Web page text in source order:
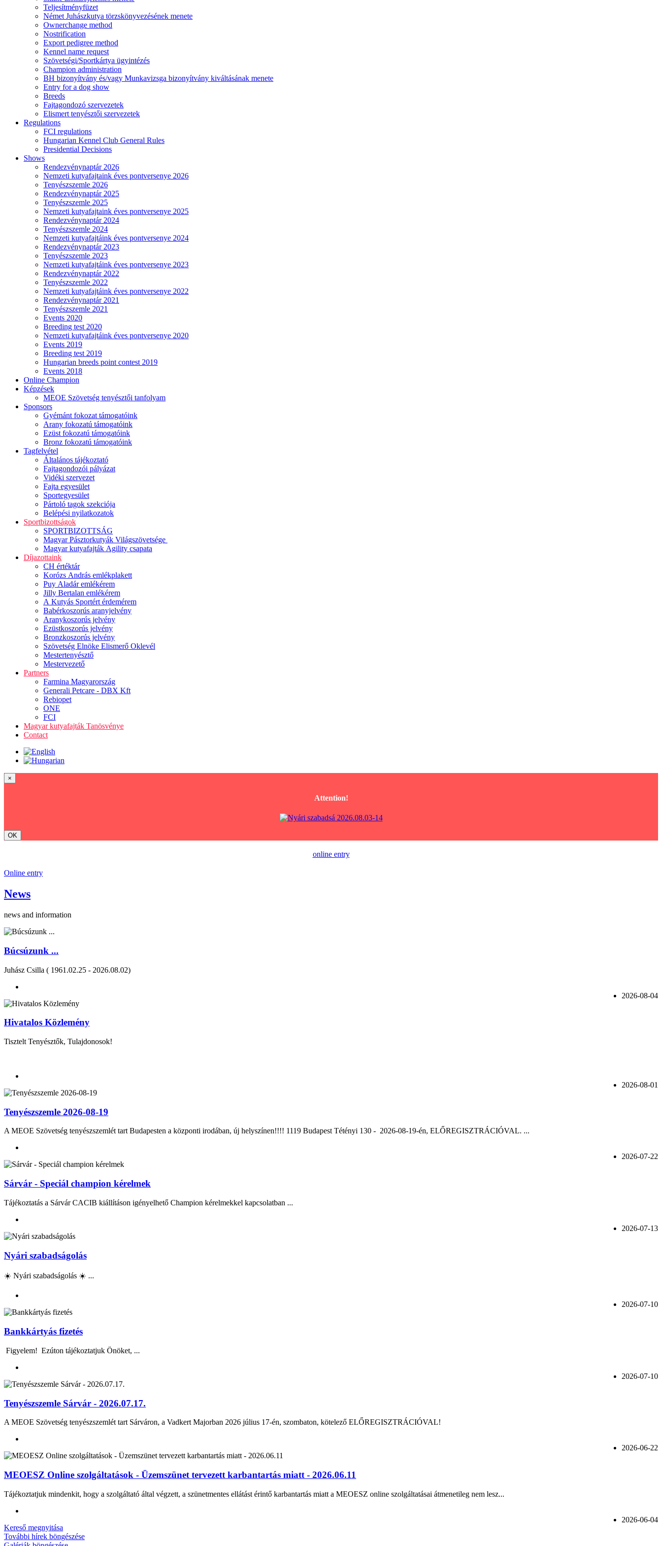
Teljesítményfüzet
Német Juhászkutya törzskönyvezésének menete
Ownerchange method
Nostrification
Export pedigree method
Kennel name request
Szövetségi/Sportkártya ügyintézés
Champion administration
BH bizonyítvány és/vagy Munkavizsga bizonyítvány kiváltásának menete
Entry for a dog show
Breeds
Fajtagondozó szervezetek
Elismert tenyésztői szervezetek
Regulations
FCI regulations
Hungarian Kennel Club General Rules
Presidential Decisions
Shows
Rendezvénynaptár 2026
Nemzeti kutyafajtaink éves pontversenye 2026
Tenyészszemle 2026
Rendezvénynaptár 2025
Tenyészszemle 2025
Nemzeti kutyafajtaink éves pontversenye 2025
Rendezvénynaptár 2024
Tenyészszemle 2024
Nemzeti kutyafajtáink éves pontversenye 2024
Rendezvénynaptár 2023
Tenyészszemle 2023
Nemzeti kutyafajtáink éves pontversenye 2023
Rendezvénynaptár 2022
Tenyészszemle 2022
Nemzeti kutyafajtáink éves pontversenye 2022
Rendezvénynaptár 2021
Tenyészszemle 2021
Events 2020
Breeding test 2020
Nemzeti kutyafajtáink éves pontversenye 2020
Events 2019
Breeding test 2019
Hungarian breeds point contest 2019
Events 2018
Online Champion
Képzések
MEOE Szövetség tenyésztői tanfolyam
Sponsors
Gyémánt fokozat támogatóink
Arany fokozatú támogatóink
Ezüst fokozatú támogatóink
Bronz fokozatú támogatóink
Tagfelvétel
Általános tájékoztató
Fajtagondozói pályázat
Vidéki szervezet
Fajta egyesület
Sportegyesület
Pártoló tagok szekciója
Belépési nyilatkozatok
Sportbizottságok
SPORTBIZOTTSÁG
Magyar Pásztorkutyák Világszövetsége
Magyar kutyafajták Agility csapata
Díjazottaink
CH értéktár
Korózs András emlékplakett
Puy Aladár emlékérem
Jilly Bertalan emlékérem
A Kutyás Sportért érdemérem
Babérkoszorús aranyjelvény
Aranykoszorús jelvény
Ezüstkoszorús jelvény
Bronzkoszorús jelvény
Szövetség Elnöke Elismerő Oklevél
Mestertenyésztő
Mestervezető
Partners
Farmina Magyarország
Generali Petcare - DBX Kft
Rebiopet
ONE
FCI
Magyar kutyafajták Tanösvénye
Contact
×
Attention!
OK
online entry
Online entry
News
news and information
Búcsúzunk ...
Juhász Csilla ( 1961.02.25 - 2026.08.02)
2026-08-04
Hivatalos Közlemény
Tisztelt Tenyésztők, Tulajdonosok!
2026-08-01
Tenyészszemle 2026-08-19
A MEOE Szövetség tenyészszemlét tart Budapesten a központi irodában, új helyszínen!!!! 1119 Budapest Tétényi 130 - 2026-08-19-én, ELŐREGISZTRÁCIÓVAL. ...
2026-07-22
Sárvár - Speciál champion kérelmek
Tájékoztatás a Sárvár CACIB kiállításon igényelhető Champion kérelmekkel kapcsolatban ...
2026-07-13
Nyári szabadságolás
☀️ Nyári szabadságolás ☀️ ...
2026-07-10
Bankkártyás fizetés
Figyelem! Ezúton tájékoztatjuk Önöket, ...
2026-07-10
Tenyészszemle Sárvár - 2026.07.17.
A MEOE Szövetség tenyészszemlét tart Sárváron, a Vadkert Majorban 2026 július 17-én, szombaton, kötelező ELŐREGISZTRÁCIÓVAL!
2026-06-22
MEOESZ Online szolgáltatások - Üzemszünet tervezett karbantartás miatt - 2026.06.11
Tájékoztatjuk mindenkit, hogy a szolgáltató által végzett, a szünetmentes ellátást érintő karbantartás miatt a MEOESZ online szolgáltatásai átmenetileg nem lesz...
2026-06-04
Kereső megnyitása
További hírek böngészése